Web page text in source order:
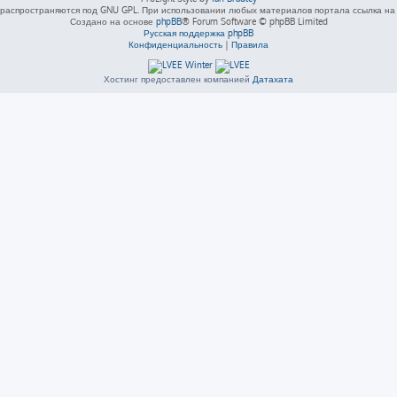
под GNU GPL. При использовании любых материалов портала ссылка на
Создано на основе phpBB® Forum Software © phpBB Limited
Русская поддержка phpBB
Конфиденциальность | Правила
Хостинг предоставлен компанией Датахата